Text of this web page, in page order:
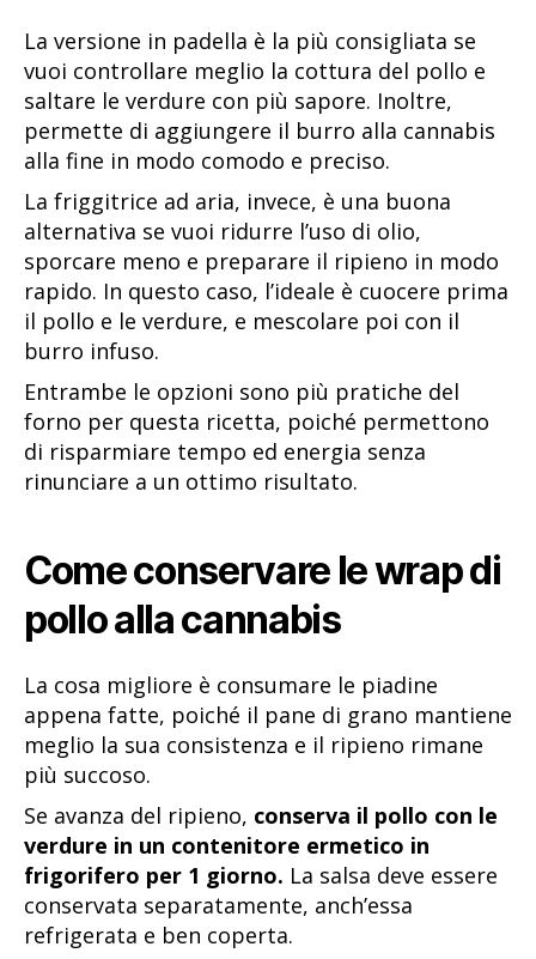
La versione in padella è la più consigliata se
vuoi controllare meglio la cottura del pollo e
saltare le verdure con più sapore. Inoltre,
permette di aggiungere il burro alla cannabis
alla fine in modo comodo e preciso.
La friggitrice ad aria, invece, è una buona
alternativa se vuoi ridurre l’uso di olio,
sporcare meno e preparare il ripieno in modo
rapido. In questo caso, l’ideale è cuocere prima
il pollo e le verdure, e mescolare poi con il
burro infuso.
Entrambe le opzioni sono più pratiche del
forno per questa ricetta, poiché permettono
di risparmiare tempo ed energia senza
rinunciare a un ottimo risultato.
Come conservare le wrap di
pollo alla cannabis
La cosa migliore è consumare le piadine
appena fatte, poiché il pane di grano mantiene
meglio la sua consistenza e il ripieno rimane
più succoso.
Se avanza del ripieno, conserva il pollo con le
verdure in un contenitore ermetico in
frigorifero per 1 giorno. La salsa deve essere
conservata separatamente, anch’essa
refrigerata e ben coperta.